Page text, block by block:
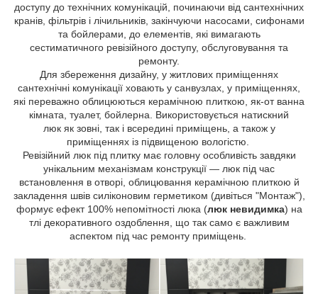
доступу до технічних комунікацій, починаючи від сантехнічних
кранів, фільтрів і лічильників, закінчуючи насосами, сифонами
та бойлерами, до елементів, які вимагають
сестиматичного ревізійного доступу, обслуговування та
ремонту.
Для збереження дизайну, у житлових приміщеннях
сантехнічні комунікації ховають у санвузлах, у приміщеннях,
які переважно облицюються керамічною плиткою, як-от ванна
кімната, туалет, бойлерна. Використовується натискний
люк як зовні, так і всередині приміщень, а також у
приміщеннях із підвищеною вологістю.
Ревізійний люк під плитку має головну особливість завдяки
унікальним механізмам конструкції — люк під час
встановлення в отворі, облицювання керамічною плиткою й
закладення швів силіконовим герметиком (дивіться "Монтаж"),
формує ефект 100% непомітності люка (люк невидимка) на
тлі декоративного оздоблення, що так само є важливим
аспектом під час ремонту приміщень.